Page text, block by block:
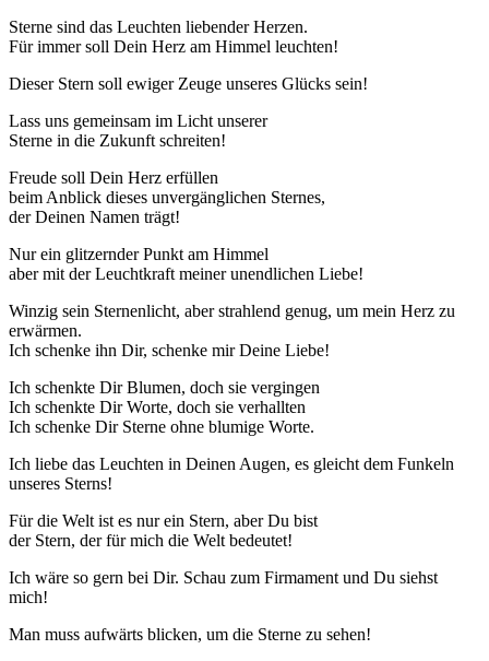
Sterne sind das Leuchten liebender Herzen.
Für immer soll Dein Herz am Himmel leuchten!
Dieser Stern soll ewiger Zeuge unseres Glücks sein!
Lass uns gemeinsam im Licht unserer
Sterne in die Zukunft schreiten!
Freude soll Dein Herz erfüllen
beim Anblick dieses unvergänglichen Sternes,
der Deinen Namen trägt!
Nur ein glitzernder Punkt am Himmel
aber mit der Leuchtkraft meiner unendlichen Liebe!
Winzig sein Sternenlicht, aber strahlend genug, um mein Herz zu
erwärmen.
Ich schenke ihn Dir, schenke mir Deine Liebe!
Ich schenkte Dir Blumen, doch sie vergingen
Ich schenkte Dir Worte, doch sie verhallten
Ich schenke Dir Sterne ohne blumige Worte.
Ich liebe das Leuchten in Deinen Augen, es gleicht dem Funkeln
unseres Sterns!
Für die Welt ist es nur ein Stern, aber Du bist
der Stern, der für mich die Welt bedeutet!
Ich wäre so gern bei Dir. Schau zum Firmament und Du siehst
mich!
Man muss aufwärts blicken, um die Sterne zu sehen!